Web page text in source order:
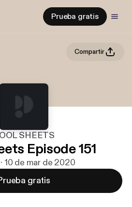
Prueba gratis
Compartir
SHEETS
Episode 151
10 de mar de 2020
gratis